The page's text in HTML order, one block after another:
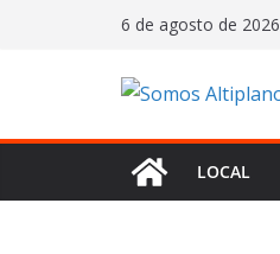
6 de agosto de 2026
LOCAL